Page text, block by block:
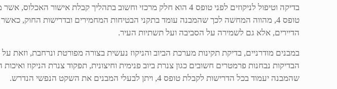
בדיקה וטיפול לניקוזים לפני טופס 4 הוא חלק מרכזי וחשוב בתהליך
טופס 4, מהווה המחשה לכך שהמבנה עומד בתקני הבטיחות המחמירים ובדרישות החוק,
הדיירים, אלא גם לשמירה על הסביבה ועל תשתיות העיר.
במבנים מודרניים, בדיקת תקינות מערכת הביוב והניקוז נעשית בצורה מפורטת ונרחבת,
הבדיקות נבחנות פרמטרים חשובים כגון צנרת ביוב פנימית וחיצונית, תפקוד צנרת הניקוז
שהמבנה יעמוד בכל הדרישות לקבלת טופס 4, ויתן לבעלי המבנים את השקט הנפשי הנדרש.